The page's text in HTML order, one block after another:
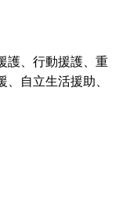
護、行動援護、重
自立生活援助、